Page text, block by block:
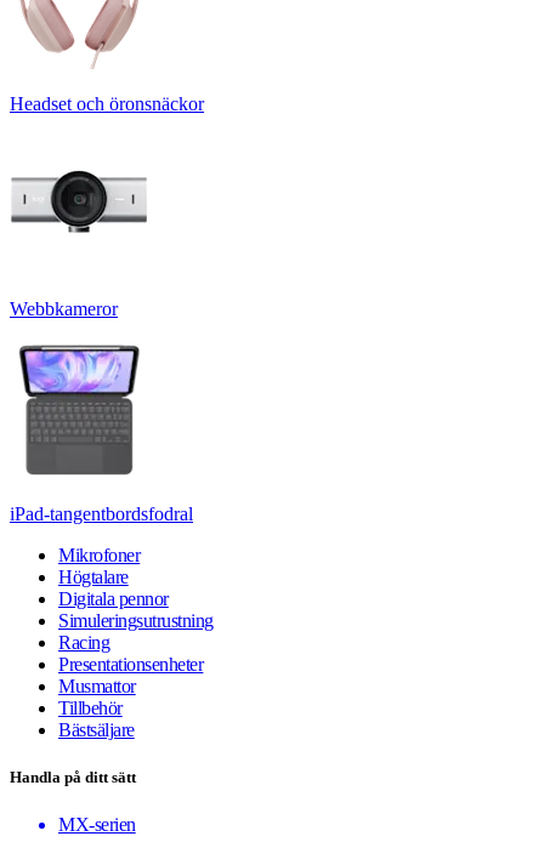
Headset och öronsnäckor
Webbkameror
iPad-tangentbordsfodral
Mikrofoner
Högtalare
Digitala pennor
Simuleringsutrustning
Racing
Presentationsenheter
Musmattor
Tillbehör
Bästsäljare
Handla på ditt sätt
MX-serien